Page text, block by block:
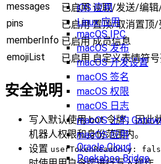
iOS 应用
Linux 应用
macOS IPC
macOS 发布
macOS 开发设置
macOS 签名
macOS 权限
macOS 日志
macOS 上的
macOS 应用
Oracle Cloud
Peekaboo Bridge
messages
已启用 读取/发送/编
pins
已启用 置顶/取消置顶/
memberInfo 已启用 成员信息
emojiList
已启用 自定义表情符
安全说明
写入默认使用 bot 令牌，因此
机器人权限和身份范围内。
设置 userTokenReadOnly: